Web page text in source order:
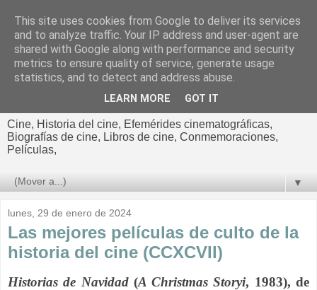
El cultural
cinematográfico de Jorge
Cine, Historia del cine, Efemérides cinematográficas,
Biografías de cine, Libros de cine, Conmemoraciones,
Películas,
▼
lunes, 29 de enero de 2024
Las mejores películas de culto de la
historia del cine (CCXCVII)
Historias de Navidad(A Christmas Storyi, 1983), de
This site uses cookies from Google to deliver its services
and to analyze traffic. Your IP address and user-agent are
shared with Google along with performance and security
metrics to ensure quality of service, generate usage
statistics, and to detect and address abuse.
LEARN MORE GOT IT